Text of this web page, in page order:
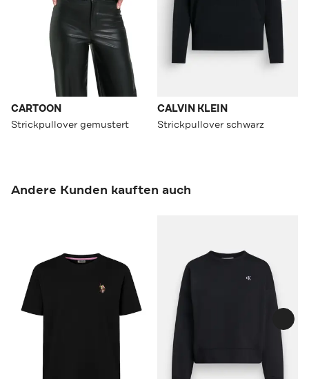
CARTOON
Strickpullover gemustert
CALVIN KLEIN
Strickpullover schwarz
Andere Kunden kauften auch